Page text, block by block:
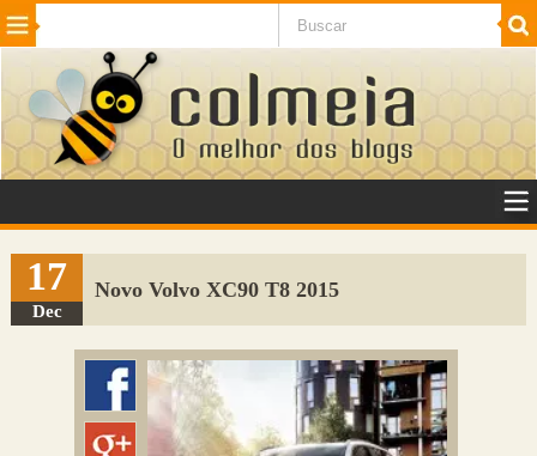
Beleza Cinema e TV
Internet Jogos NotÃ­cias SaÃºde
VeÃ­culos Adulto
Sugerir Link
Adicionar Blog
Colmeia Exchange
17
Dec
Novo Volvo XC90 T8 2015